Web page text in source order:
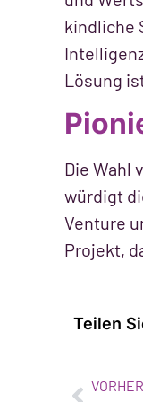
kindliche
Lösung
Die Wahl
würdigt
Venture
Projekt,
Teilen